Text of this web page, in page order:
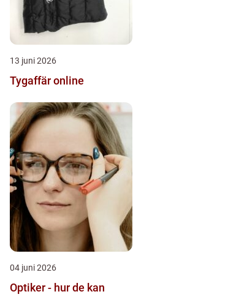
13 juni 2026
Tygaffär online
04 juni 2026
Optiker - hur de kan